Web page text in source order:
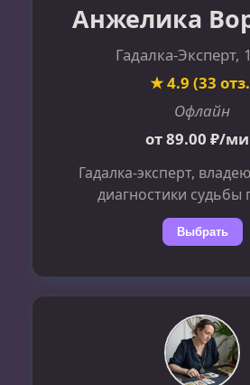
Анжелика
Гадалка-Эксперт,
★ 4.9 (33
Офлайн
от 89.00 ₽/
Гадалка-эксперт,
диагностики судьбы
Выбрать